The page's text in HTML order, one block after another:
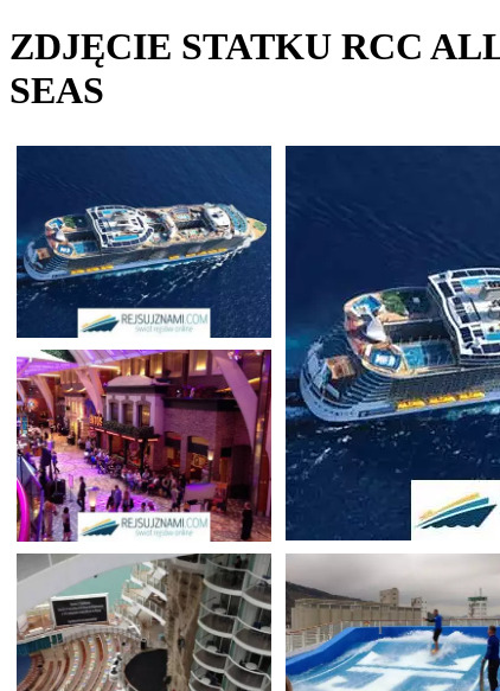
ZDJĘCIE STATKU RCC
SEAS